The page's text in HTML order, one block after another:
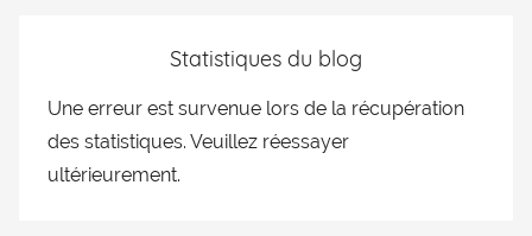
Statistiques du blog
Une erreur est survenue lors de la récupération
des statistiques. Veuillez réessayer
ultérieurement.